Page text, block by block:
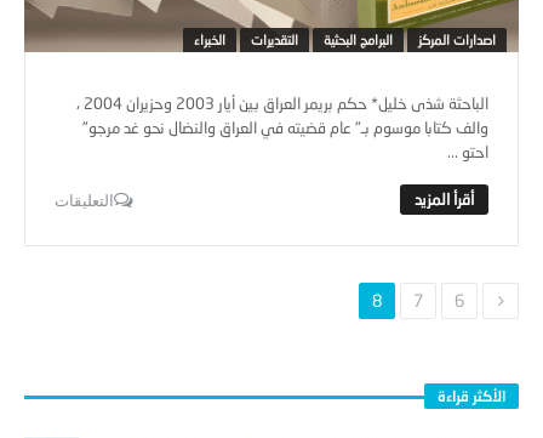
اصدارات المركز البرامج البحثية التقديرات الخبراء
الباحثة شذى خليل* حكم بريمر العراق بين أيار 2003 وحزيران 2004 ،
والف كتابا موسوم بـ" عام قضيته في العراق والنضال نحو غد مرجو"
احتو ...
التعليقات
6
7
8
الأكثر قراءة